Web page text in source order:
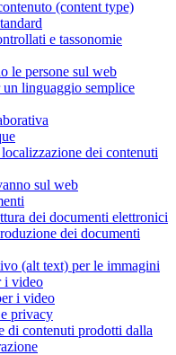
(content type)
e tassonomie
le persone sul web
linguaggio semplice
dei contenuti
sul web
dei documenti elettronici
dei documenti
(alt text) per le immagini
i video
i video
privacy
di contenuti prodotti dalla